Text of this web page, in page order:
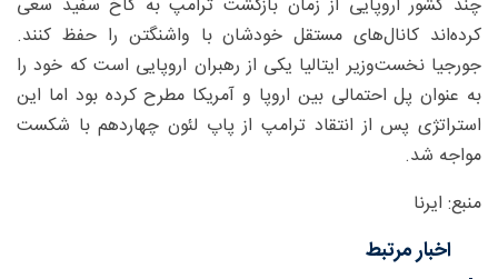
کرده‌اند کانال‌های مستقل خودشان با واشنگتن را حفظ کنند.
جورجیا نخست‌وزیر ایتالیا یکی از رهبران اروپایی است که خود را
به عنوان پل احتمالی بین اروپا و آمریکا مطرح کرده بود اما این
استراتژی پس از انتقاد ترامپ از پاپ لئون چهاردهم با شکست
مواجه شد.
منبع: ایرنا
اخبار مرتبط